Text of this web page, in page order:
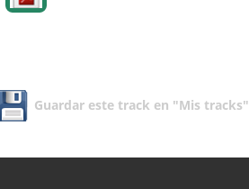
Guardar este track en "Mis tracks"